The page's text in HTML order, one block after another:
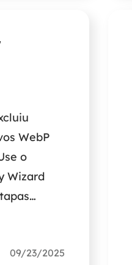
WebP
o
Wizard
09/23/2025